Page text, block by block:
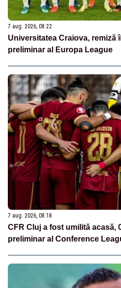
7 aug. 2026, 08:22
Universitatea Craiova, remiză
preliminar al Europa League
7 aug. 2026, 08:18
CFR Cluj a fost umilită acasă,
preliminar al Conference